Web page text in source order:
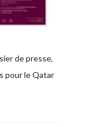
de presse,
pour le Qatar